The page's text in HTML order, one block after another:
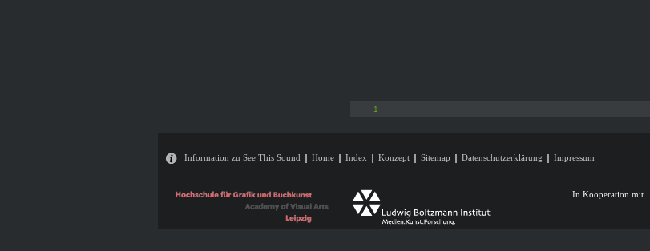
1
Information zu See This Sound Home Index Konzept Sitemap Datenschutzerklärung Impressum
In Kooperation mit